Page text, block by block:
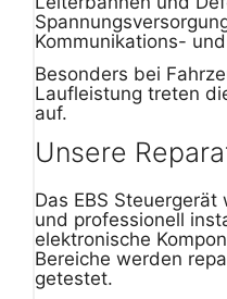
Kommunikations-
Besonders bei
Laufleistung treten
auf.
Unsere
Das EBS
und professionell
elektronische
Bereiche werden
getestet.